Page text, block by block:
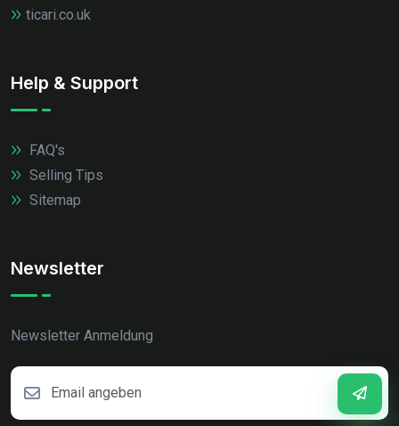
ticari.co.uk
Help & Support
FAQ's
Selling Tips
Sitemap
Newsletter
Newsletter Anmeldung